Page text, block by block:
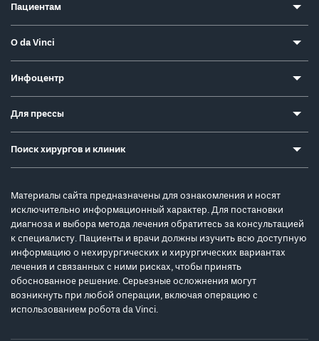
Пациентам
О da Vinci
Инфоцентр
Для прессы
Поиск хирургов и клиник
Материалы сайта предназначены для ознакомления и носят
исключительно информационный характер. Для постановки
диагноза и выбора метода лечения обратитесь за консультацией
к специалисту. Пациенты и врачи должны изучить всю доступную
информацию о нехирургических и хирургических вариантах
лечения и связанных с ними рисках, чтобы принять
обоснованное решение. Серьезные осложнения могут
возникнуть при любой операции, включая операцию с
использованием робота da Vinci.